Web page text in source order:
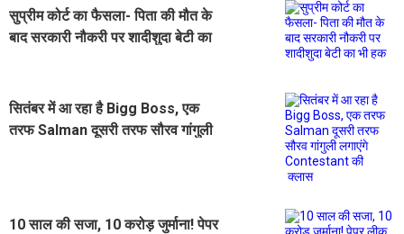
सुप्रीम कोर्ट का फैसला- पिता की मौत के
बाद सरकारी नौकरी पर शादीशुदा बेटी का
सितंबर में आ रहा है Bigg Boss, एक
तरफ Salman दूसरी तरफ सौरव गांगुली
10 साल की सजा, 10 करोड़ जुर्माना! पेपर